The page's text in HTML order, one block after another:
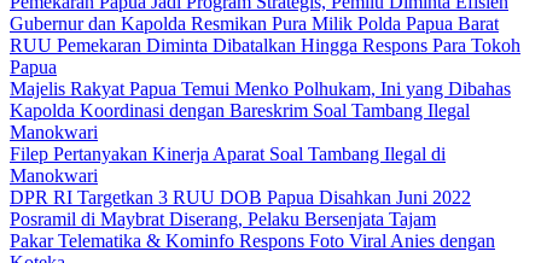
Gubernur dan Kapolda Resmikan Pura Milik Polda Papua Barat
RUU Pemekaran Diminta Dibatalkan Hingga Respons Para Tokoh
Papua
Majelis Rakyat Papua Temui Menko Polhukam, Ini yang Dibahas
Kapolda Koordinasi dengan Bareskrim Soal Tambang Ilegal
Manokwari
Filep Pertanyakan Kinerja Aparat Soal Tambang Ilegal di
Manokwari
DPR RI Targetkan 3 RUU DOB Papua Disahkan Juni 2022
Posramil di Maybrat Diserang, Pelaku Bersenjata Tajam
Pakar Telematika & Kominfo Respons Foto Viral Anies dengan